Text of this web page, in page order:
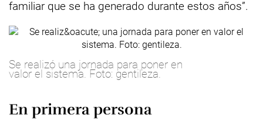
familiar que se ha generado durante estos años”.
Se realizó una jornada para poner en
valor el sistema. Foto: gentileza.
En primera persona